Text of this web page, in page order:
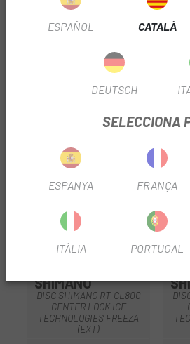
Els lleugers i compactes discos de
RT800 de SHIMANO dissipen la
La instal·lació i retirada dels discos
el disseny CENTER LOCK de
SHIMANO
DISC SHIMANO RT-CL800
CENTER LOCK ICE
TECHNOLOGIES FREEZA
(EXT)
-5%
ESPAÑOL CATALÀ
DEUTSCH
SELECCIONA
ESPANYA FRANÇA
ITÀLIA PORTUGAL